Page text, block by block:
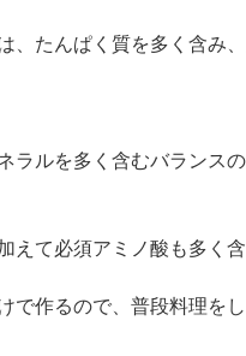
、たんぱく質を多く含み
ラルを多く含むバランス
えて必須アミノ酸も多く
で作るので、普段料理を